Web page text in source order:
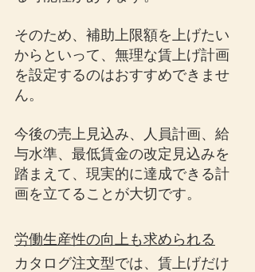
そのため、補助上限額を上げたい
からといって、無理な賃上げ計画
を設定するのはおすすめできませ
ん。
今後の売上見込み、人員計画、給
与水準、最低賃金の改定見込みを
踏まえて、現実的に達成できる計
画を立てることが大切です。
労働生産性の向上も求められる
カタログ注文型では、賃上げだけ